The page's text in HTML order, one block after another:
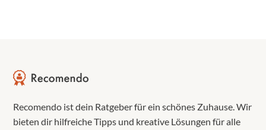
Recomendo ist dein Ratgeber für ein schönes Zuhause. Wir
bieten dir hilfreiche Tipps und kreative Lösungen für alle